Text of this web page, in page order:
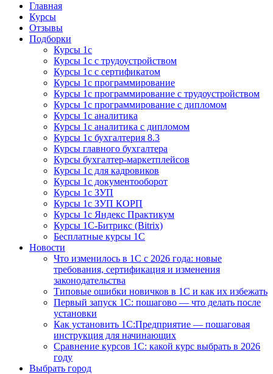
Курсы 1С
Курсы 1С официальная сертификация
Главная
Курсы
Отзывы
Подборки
Курсы 1с
Курсы 1с с трудоустройством
Курсы 1с с сертификатом
Курсы 1с программирование
Курсы 1с программирование с трудоустройством
Курсы 1с программирование с дипломом
Курсы 1с аналитика
Курсы 1с аналитика с дипломом
Курсы 1с бухгалтерия 8.3
Курсы главного бухгалтера
Курсы бухгалтер-маркетплейсов
Курсы 1с для кадровиков
Курсы 1с документооборот
Курсы 1с ЗУП
Курсы 1с ЗУП КОРП
Курсы 1с Яндекс Практикум
Курсы 1С-Битрикс (Bitrix)
Бесплатные курсы 1С
Новости
Что изменилось в 1С с 2026 года: новые
требования, сертификация и изменения
законодательства
Типовые ошибки новичков в 1С и как их избежать
Первый запуск 1С: пошагово — что делать после
установки
Как установить 1С:Предприятие — пошаговая
инструкция для начинающих
Сравнение курсов 1С: какой курс выбрать в 2026
году
Выбрать город